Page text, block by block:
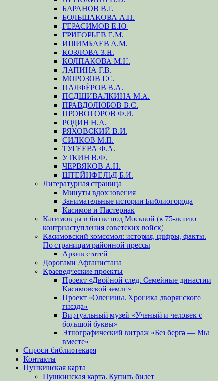
БАРАНОВ В.Г.
БОЛЬШАКОВА А.П.
ГЕРАСИМОВ Е.Ю.
ГРИГОРЬЕВ Е.М.
ИШИМБАЕВ А.М.
КОЗЛОВА З.Н.
КОЛПАКОВА М.Н.
ЛАПИНА Г.В.
МОРОЗОВ Г.С.
ПАЛФЁРОВ В.А.
ПОДШИВАЛКИНА М.А.
ПРАВДОЛЮБОВ В.С.
ПРОВОТОРОВ Ф.И.
РОДИН Н.А.
РЯХОВСКИЙ В.И.
СИЛКОВ М.П.
ТУГЕЕВА Ф.А.
УТКИН В.Ф.
ЧЕРВЯКОВ А.Н.
ШТЕЙНФЕЛЬД Б.И.
Литературная страница
Минуты вдохновения
Занимательные истории Библиогорода
Касимов и Пастернак
Касимовцы в битве под Москвой (к 75-летию
контрнаступления советских войск)
Касимовский комсомол: история, цифры, факты.
По страницам районной прессы
Архив статей
Дорогами Афганистана
Краеведческие проекты
Проект «Двойной след. Семейные династии
Касимовской земли»
Проект «Оленины. Хроника дворянского
гнезда»
Виртуальный музей «Ученый и человек с
большой буквы»
Этнографический витраж «Без бергə — Мы
вместе»
Спроси библиотекаря
Контакты
Пушкинская карта
Пушкинская карта. Купить билет